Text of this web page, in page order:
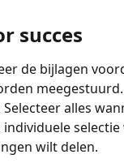
succes
de bijlagen
meegestuurd.
Selecteer alles
individuele
wilt delen.